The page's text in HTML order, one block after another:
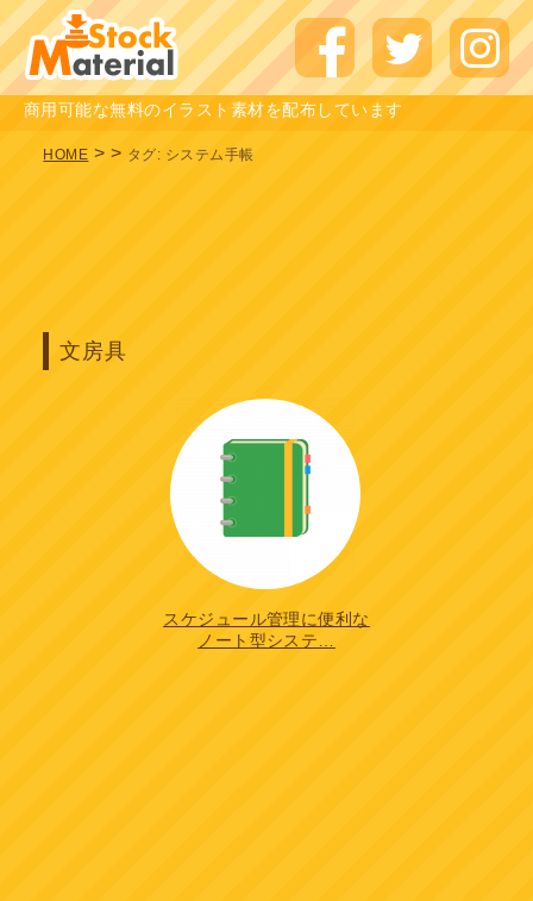
商用可能な無料のイラスト素材を配布しています
HOME > > タグ: システム手帳
文房具
スケジュール管理に便利な
ノート型システ…